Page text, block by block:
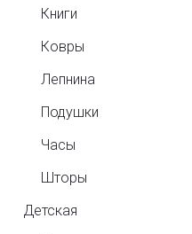
Книги
Ковры
Лепнина
Подушки
Часы
Шторы
Детская